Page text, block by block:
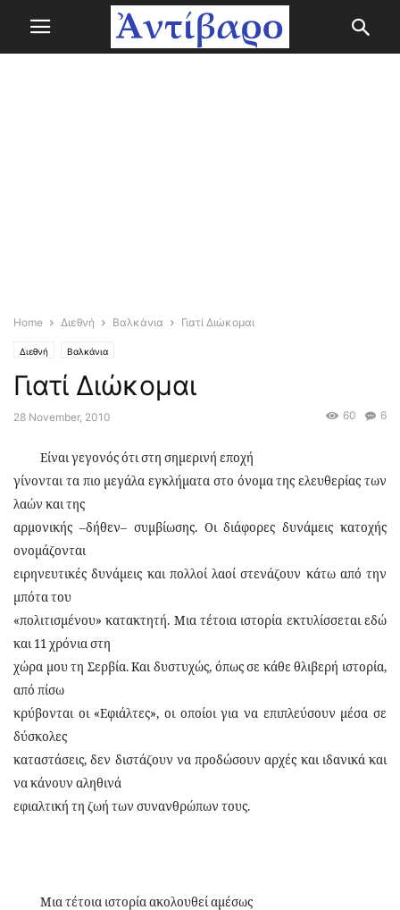
Home Διεθνή Βαλκάνια Γιατί Διώκομαι
Διεθνή Βαλκάνια
Γιατί Διώκομαι
28 November, 2010 6
60
Eίναι γεγονός ότι στη σημερινή εποχή
γίνονται τα πιο μεγάλα εγκλήματα στο όνομα της ελευθερίας των
λαών και της
αρμονικής –δήθεν– συμβίωσης. Οι διάφορες δυνάμεις κατοχής
ονομάζονται
ειρηνευτικές δυνάμεις και πολλοί λαοί στενάζουν κάτω από την
μπότα του
«πολιτισμένου» κατακτητή. Μια τέτοια ιστορία εκτυλίσσεται εδώ
και 11 χρόνια στη
χώρα μου τη Σερβία. Και δυστυχώς, όπως σε κάθε θλιβερή ιστορία,
από πίσω
κρύβονται οι «Εφιάλτες», οι οποίοι για να επιπλεύσουν μέσα σε
δύσκολες
καταστάσεις, δεν διστάζουν να προδώσουν αρχές και ιδανικά και
να κάνουν αληθινά
εφιαλτική τη ζωή των συνανθρώπων τους.
Μια τέτοια ιστορία ακολουθεί αμέσως